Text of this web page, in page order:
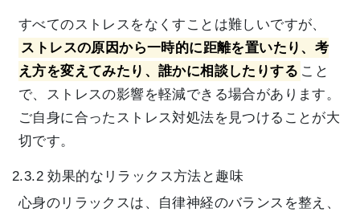
すべてのストレスをなくすことは難しいですが、
ストレスの原因から一時的に距離を置いたり、考
え方を変えてみたり、誰かに相談したりする こと
で、ストレスの影響を軽減できる場合があります。
ご自身に合ったストレス対処法を見つけることが大
切です。
2.3.2 効果的なリラックス方法と趣味
心身のリラックスは、自律神経のバランスを整え、